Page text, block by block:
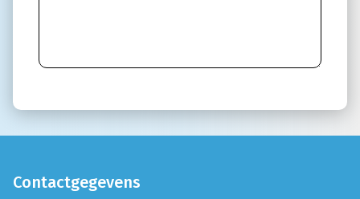
Contactgegevens